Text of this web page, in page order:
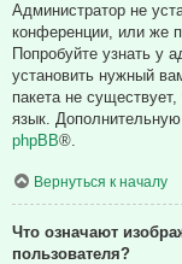
Администратор не
конференции, или же
Попробуйте узнать у
установить нужный
пакета не
язык.
phpBB®.
Вернуться к началу
Что означают
пользователя?